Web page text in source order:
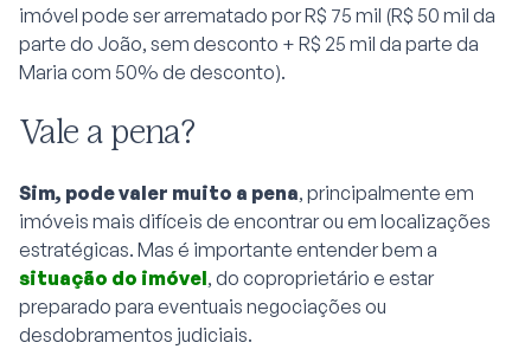
imóvel pode ser arrematado por R$ 75 mil (R$ 50 mil da
parte do João, sem desconto + R$ 25 mil da parte da
Maria com 50% de desconto).
Vale a pena?
Sim, pode valer muito a pena, principalmente em
imóveis mais difíceis de encontrar ou em localizações
estratégicas. Mas é importante entender bem a
situação do imóvel, do coproprietário e estar
preparado para eventuais negociações ou
desdobramentos judiciais.